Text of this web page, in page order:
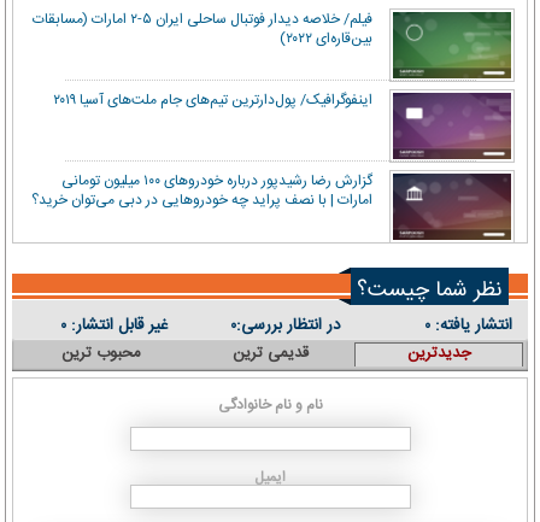
فیلم/ خلاصه دیدار فوتبال ساحلی ایران ۵-۲ امارات (مسابقات
بین‌قاره‌ای ۲۰۲۲)
اینفوگرافیک/ پول‌دارترین تیم‌های جام ملت‌های آسیا ۲۰۱۹
گزارش رضا رشیدپور درباره خودروهای ۱۰۰ میلیون تومانی
امارات | با نصف پراید چه خودروهایی در دبی می‌توان خرید؟
نظر شما چیست؟
انتشار یافته: ۰ در انتظار بررسی:۰ غیر قابل انتشار: ۰
جدیدترین قدیمی ترین محبوب ترین
نام و نام خانوادگی
ایمیل